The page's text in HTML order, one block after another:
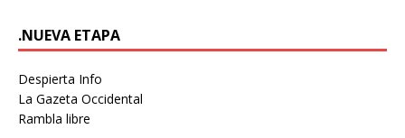
.NUEVA ETAPA
Despierta Info
La Gazeta Occidental
Rambla libre